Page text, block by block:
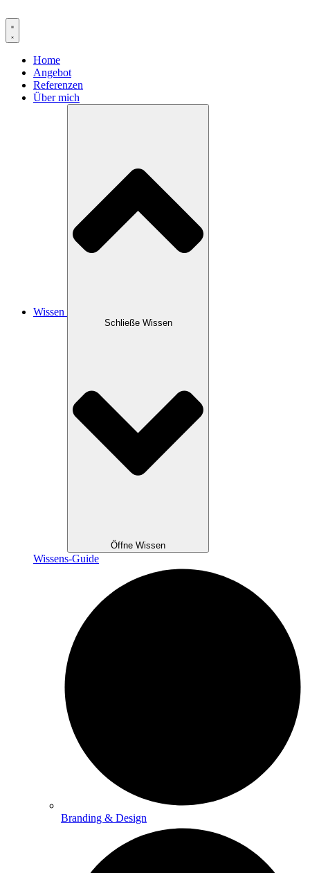
Inhalt
springen
Home
Angebot
Referenzen
Über mich
Wissen
Schließe Wissen
Öffne Wissen
Wissens-Guide
Branding & Design